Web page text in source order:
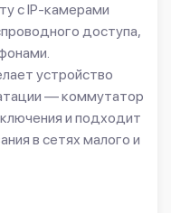
с IP-камерами
доступа,
устройство
— коммутатор
и подходит
в сетях малого и